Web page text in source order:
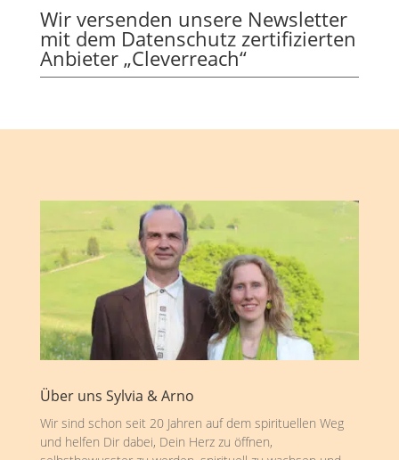
Wir versenden unsere Newsletter
mit dem Datenschutz zertifizierten
Anbieter „Cleverreach“
Über uns Sylvia & Arno
Wir sind schon seit 20 Jahren auf dem spirituellen Weg
und helfen Dir dabei, Dein Herz zu öffnen,